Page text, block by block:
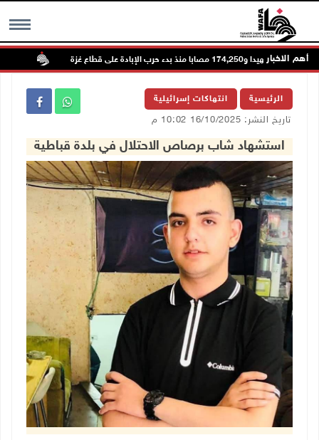
MENU أهم الاخبار
73,386 شهيدا و174,250 مصابا منذ بدء حرب الإبادة على قطاع غزة
الرئيسية انتهاكات إسرائيلية
تاريخ النشر: 16/10/2025 10:02 م
استشهاد شاب برصاص الاحتلال في بلدة قباطية